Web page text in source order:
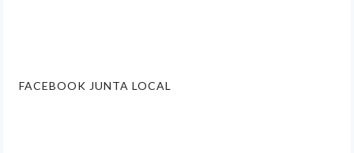
FACEBOOK JUNTA LOCAL